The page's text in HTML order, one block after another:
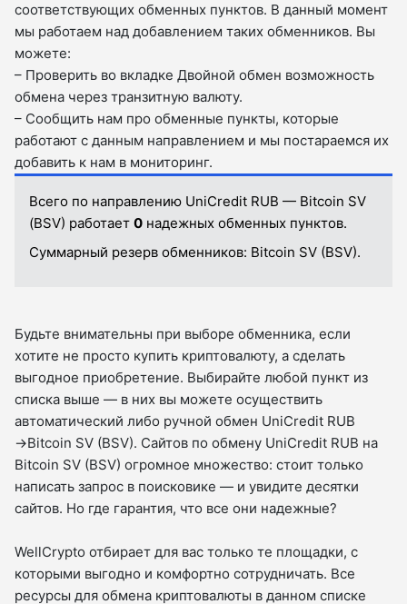
соответствующих обменных пунктов. В данный момент
мы работаем над добавлением таких обменников. Вы
можете:
– Проверить во вкладкe Двойной обмен возможность
обмена через транзитную валюту.
– Сообщить нам про обменные пункты, которые
работают с данным направлением и мы постараемся их
добавить к нам в мониторинг.
Всего по направлению UniCredit RUB — Bitcoin SV
(BSV) работает 0 надежных обменных пунктов.
Суммарный резерв обменников: Bitcoin SV (BSV).
Будьте внимательны при выборе обменника, если
хотите не просто купить криптовалюту, а сделать
выгодное приобретение. Выбирайте любой пункт из
списка выше — в них вы можете осуществить
автоматический либо ручной обмен UniCredit RUB
→Bitcoin SV (BSV). Сайтов по обмену UniCredit RUB на
Bitcoin SV (BSV) огромное множество: стоит только
написать запрос в поисковике — и увидите десятки
сайтов. Но где гарантия, что все они надежные?
WellCrypto отбирает для вас только те площадки, с
которыми выгодно и комфортно сотрудничать. Все
ресурсы для обмена криптовалюты в данном списке